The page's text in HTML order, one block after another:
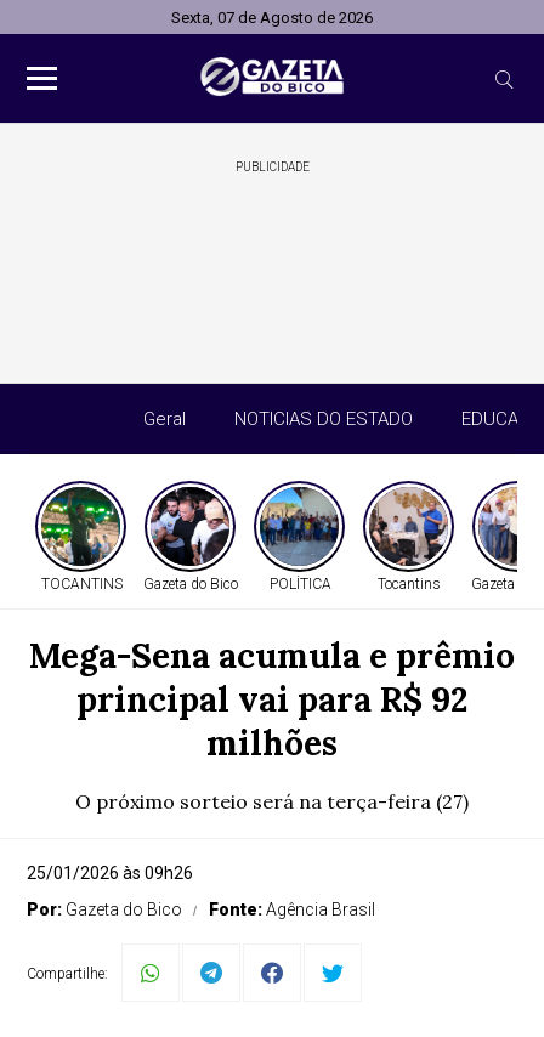
Sexta, 07 de Agosto de 2026
PUBLICIDADE
Geral NOTICIAS DO ESTADO
TOCANTINS Gazeta do Bico POLÍTICA Tocantins Gazeta do
Mega-Sena acumula e prêmio
principal vai para R$ 92
milhões
O próximo sorteio será na terça-feira (27)
25/01/2026 às 09h26
Por: Gazeta do Bico Fonte:Agência Brasil
Compartilhe: